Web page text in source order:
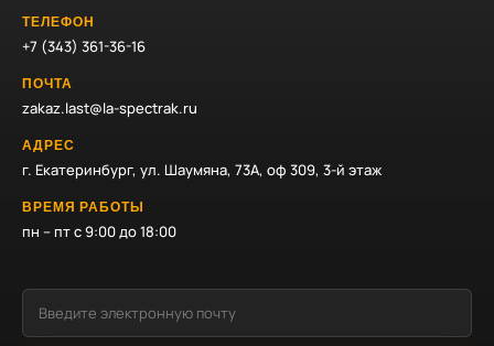
ТЕЛЕФОН
+7 (343) 361-36-16
ПОЧТА
zakaz.last@la-spectrak.ru
АДРЕС
г. Екатеринбург, ул. Шаумяна, 73А, оф 309, 3-й этаж
ВРЕМЯ РАБОТЫ
пн – пт с 9:00 до 18:00